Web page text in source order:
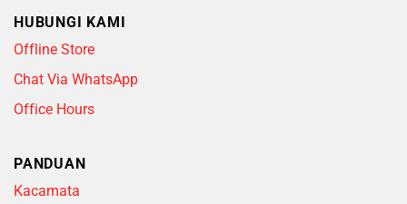
HUBUNGI KAMI
Offline Store
Chat Via WhatsApp
Office Hours
PANDUAN
Kacamata